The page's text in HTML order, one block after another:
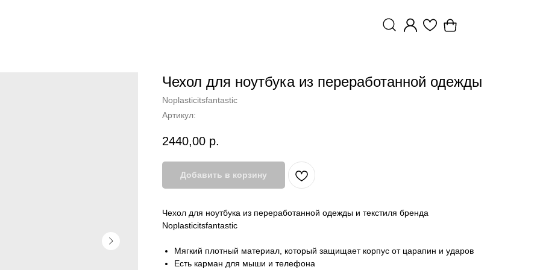
Чехол для ноутбука из переработанной одежды
Noplasticitsfantastic
Артикул:
2440,00 р.
Добавить в корзину
Чехол для ноутбука из переработанной одежды и текстиля бренда
Noplasticitsfantastic
Мягкий плотный материал, который защищает корпус от царапин и ударов
Есть карман для мыши и телефона